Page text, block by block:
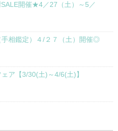
開催★4／27（土）～5／
手相鑑定）４/２７（土）開催◎
ア【3/30(土)～4/6(土)】